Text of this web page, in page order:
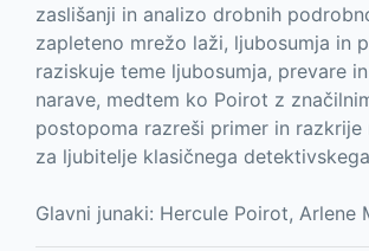
zaslišanji in analizo drobnih
zapleteno mrežo laži, ljubosumja in
raziskuje teme ljubosumja, prevare
narave, medtem ko Poirot z
postopoma razreši primer in razkrije
za ljubitelje klasičnega
Glavni junaki: Hercule Poirot, Arlene